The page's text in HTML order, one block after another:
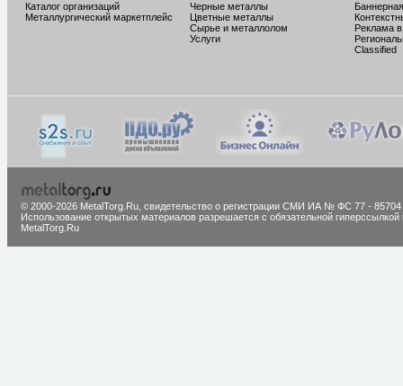
Каталог организаций
Металлургический маркетплейс
Черные металлы
Цветные металлы
Сырье и металлолом
Услуги
Реклама
Classified
© 2000-2026 MetalTorg.Ru, cвидетельство о регистрации СМИ ИА № ФС 77 - 85704
Использование открытых материалов разрешается с обязательной гиперссылкой
MetalTorg.Ru